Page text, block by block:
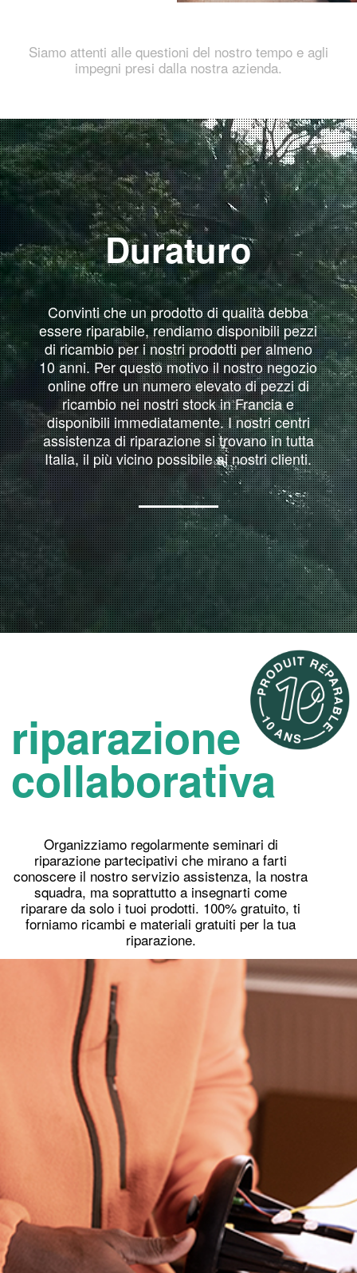
Siamo attenti alle questioni del nostro tempo e agli
impegni presi dalla nostra azienda.
Duraturo
Convinti che un prodotto di qualità debba
essere riparabile, rendiamo disponibili pezzi
di ricambio per i nostri prodotti per almeno
10 anni. Per questo motivo il nostro negozio
online offre un numero elevato di pezzi di
ricambio nei nostri stock in Francia e
disponibili immediatamente. I nostri centri
assistenza di riparazione si trovano in tutta
Italia, il più vicino possibile ai nostri clienti.
riparazione
collaborativa
Organizziamo regolarmente seminari di
riparazione partecipativi che mirano a farti
conoscere il nostro servizio assistenza, la nostra
squadra, ma soprattutto a insegnarti come
riparare da solo i tuoi prodotti. 100% gratuito, ti
forniamo ricambi e materiali gratuiti per la tua
riparazione.